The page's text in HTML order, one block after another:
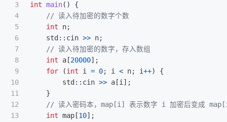
3
4
5
6
7
8
9
10
11
12
13
int main()
{
// 读入待加密的数字个数
int
n;
std :: cin >> n;
// 读入待加密的数字，存入数组
int
a [20000];
for
(int i = 0; i < n; i++)
{
std :: cin >> a [i ];
}
// 读入密码本，map[i] 表示数字 i 加密后变成
int map [10];